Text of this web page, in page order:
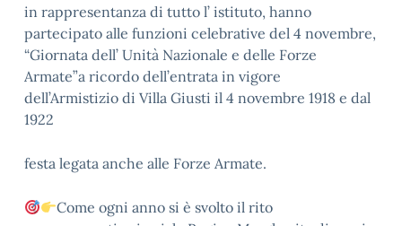
in rappresentanza di tutto l’ istituto, hanno
partecipato alle funzioni celebrative del 4 novembre,
“Giornata dell’ Unità Nazionale e delle Forze
Armate”a ricordo dell’entrata in vigore
dell’Armistizio di Villa Giusti il 4 novembre 1918 e dal
1922
festa legata anche alle Forze Armate.
Come ogni anno si è svolto il rito